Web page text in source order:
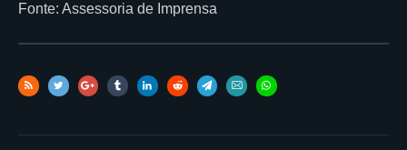
Fonte: Assessoria de Imprensa